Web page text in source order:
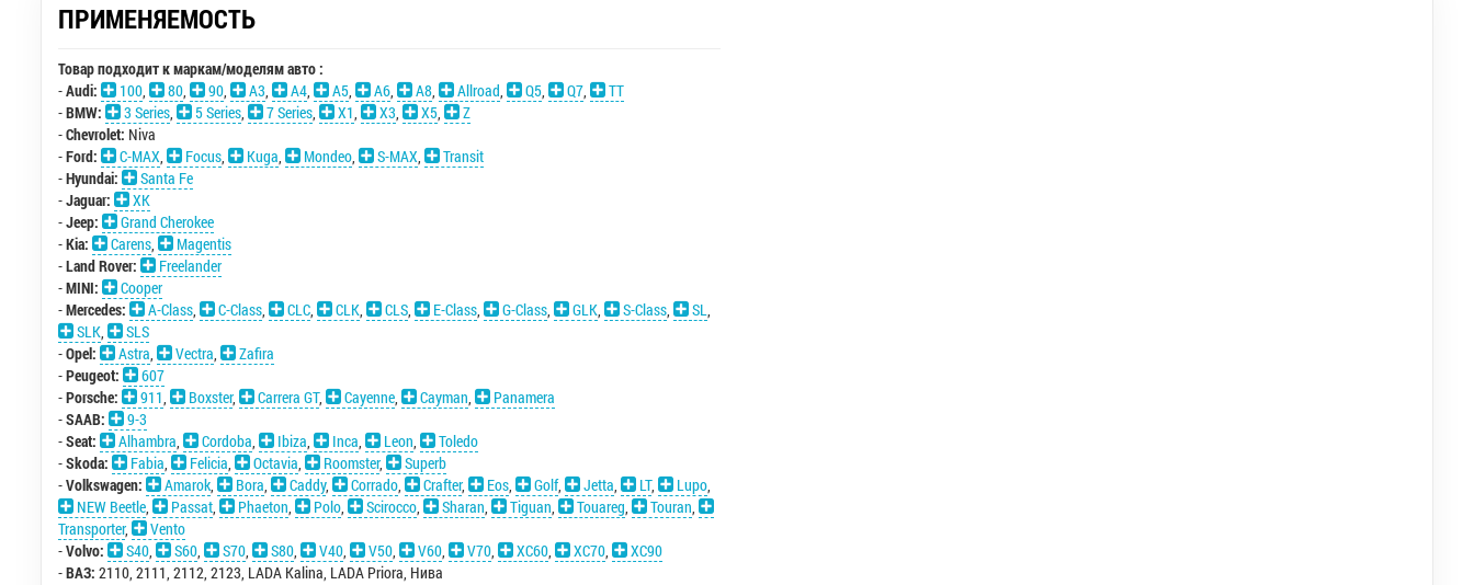
ПРИМЕНЯЕМОСТЬ
Товар подходит к маркам/моделям авто :
-Audi: 100, 80, 90, A3, A4, A5, A6, A8, Allroad, Q5, Q7,
TT
-BMW: 3 Series, 5 Series, 7 Series, X1, X3, X5,
Z
-Chevrolet: Niva
-Ford: C-MAX, Focus, Kuga, Mondeo, S-MAX,
Transit
-Hyundai:
Santa Fe
-Jaguar:
XK
-Jeep:
Grand Cherokee
-Kia: Carens,
Magentis
-Land Rover:
Freelander
-MINI:
Cooper
-Mercedes: A-Class, C-Class, CLC, CLK, CLS, E-Class, G-Class, GLK, S-Class, SL,
SLK,
SLS
-Opel: Astra, Vectra,
Zafira
-Peugeot:
607
-Porsche: 911, Boxster, Carrera GT, Cayenne, Cayman,
Panamera
-SAAB:
9-3
-Seat: Alhambra, Cordoba, Ibiza, Inca, Leon,
Toledo
-Skoda: Fabia, Felicia, Octavia, Roomster,
Superb
-Volkswagen: Amarok, Bora, Caddy, Corrado, Crafter, Eos, Golf, Jetta, LT, Lupo,
NEW Beetle, Passat, Phaeton, Polo, Scirocco, Sharan, Tiguan, Touareg, Touran,
Transporter,
Vento
-Volvo: S40, S60, S70, S80, V40, V50, V60, V70, XC60, XC70,
XC90
-ВАЗ: 2110, 2111, 2112, 2123, LADA Kalina, LADA Priora, Нива